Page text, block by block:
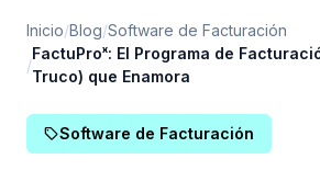
Inicio Blog Software de Facturación
FactuProˣ: El Programa de
Truco) que Enamora
sellSoftware de Facturación